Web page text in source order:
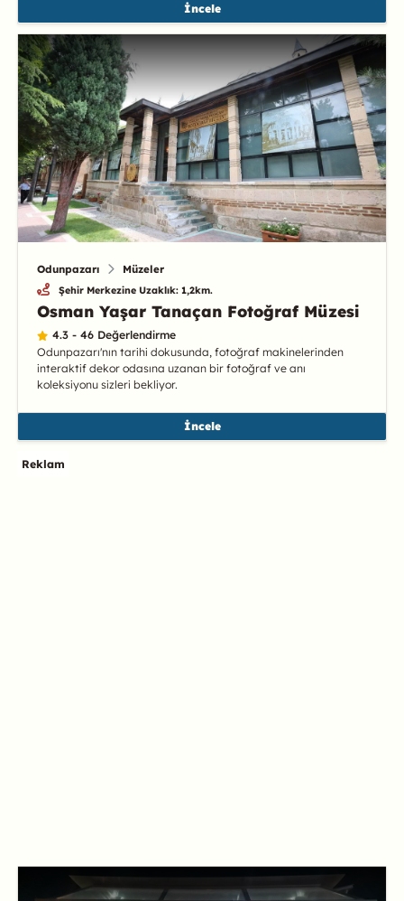
İncele
Odunpazarı Müzeler
Şehir Merkezine Uzaklık: 1,2km.
Osman Yaşar Tanaçan Fotoğraf Müzesi
4.3 - 46 Değerlendirme
Odunpazarı'nın tarihi dokusunda, fotoğraf makinelerinden
interaktif dekor odasına uzanan bir fotoğraf ve anı
koleksiyonu sizleri bekliyor.
İncele
Reklam